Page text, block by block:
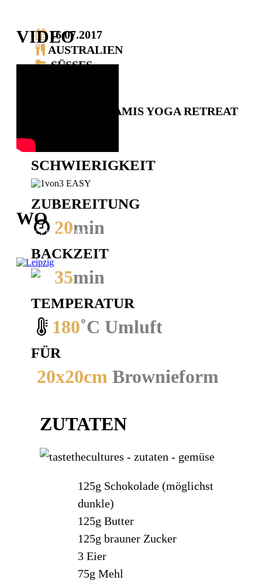
VIDEO
WO
WIR GERADE SIND
16.07.2017
AUSTRALIEN
SÜSSES
SYDNEY, SWAMIS YOGA RETREAT
SCHWIERIG­KEIT
ZUBEREITUNG
20min
BACKZEIT
35min
TEMPERATUR
180˚C Umluft
FÜR
20x20cm Brownieform
ZUTATEN
125g Schokolade (möglichst
dunkle)
125g Butter
125g brauner Zucker
3Eier
75g Mehl